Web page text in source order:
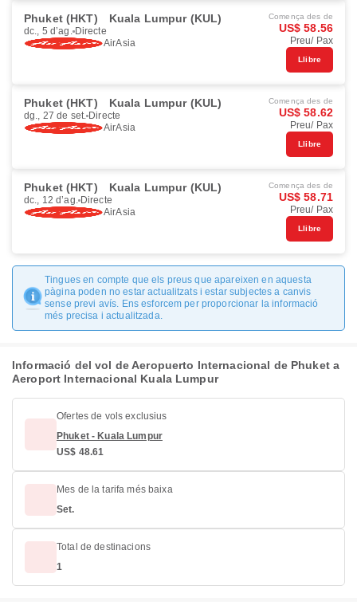
Phuket (HKT) Kuala Lumpur (KUL)
dc., 5 d’ag. Directe
AirAsia
Comença des de
US$ 58.56
Preu/ Pax
Llibre
Phuket (HKT) Kuala Lumpur (KUL)
dg., 27 de set. Directe
AirAsia
Comença des de
US$ 58.62
Preu/ Pax
Llibre
Phuket (HKT) Kuala Lumpur (KUL)
dc., 12 d’ag. Directe
AirAsia
Comença des de
US$ 58.71
Preu/ Pax
Llibre
Tingues en compte que els preus que apareixen en aquesta
pàgina poden no estar actualitzats i estar subjectes a canvis
sense previ avís. Ens esforcem per proporcionar la informació
més precisa i actualitzada.
Informació del vol de Aeropuerto Internacional de Phuket a
Aeroport Internacional Kuala Lumpur
Ofertes de vols exclusius
Phuket - Kuala Lumpur
US$ 48.61
Mes de la tarifa més baixa
Set.
Total de destinacions
1